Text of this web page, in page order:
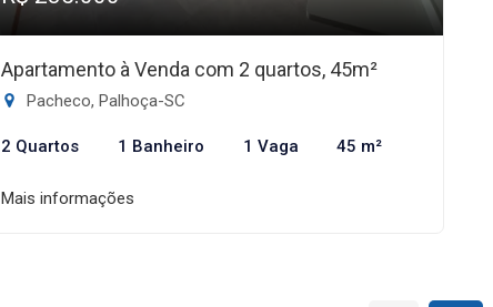
Apartamento à Venda com 2 quartos, 45m²
Pacheco, Palhoça-SC
2 Quartos 1 Banheiro 1 Vaga 45 m²
Mais informações